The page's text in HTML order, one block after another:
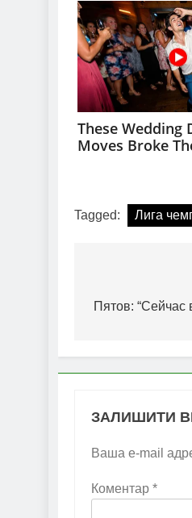
Tagged: Лига
записів
Пятов: “Сейчас
ЗАЛИШИТИ
Ваша e-mail
Коментар *